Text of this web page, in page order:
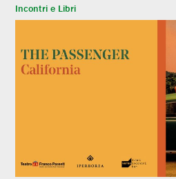
Incontri e Libri